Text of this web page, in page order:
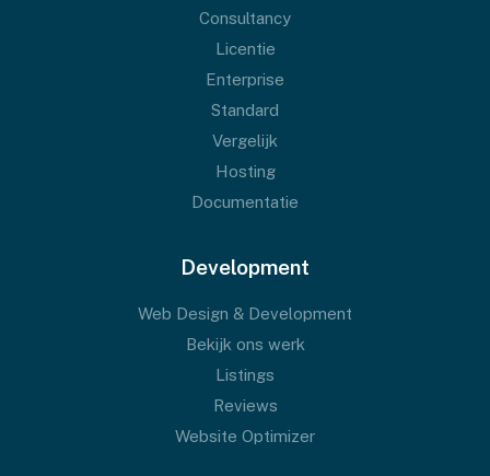
Consultancy
Licentie
Enterprise
Standard
Vergelijk
Hosting
Documentatie
Development
Web Design & Development
Bekijk ons werk
Listings
Reviews
Website Optimizer